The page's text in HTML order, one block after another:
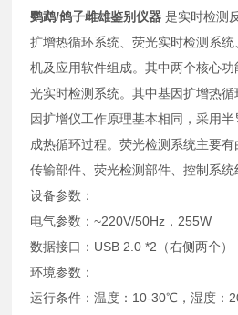
鹦鹉/鸽子雌雄鉴别仪器是实时检测
扩增热循环系统、荧光实时检测系
机及应用软件组成。其中两个核心
光实时检测系统。其中基因扩增热
因扩增仪工作原理基本相同，采用
成热循环过程。荧光检测系统主要
传输部件、荧光检测部件、控制系统
设备参数：
电气参数：~220V/50Hz，255W
数据接口：USB 2.0 *2（右侧两个）
环境参数：
运行条件：温度：10-30℃，湿度：